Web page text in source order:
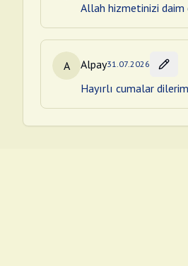
Allah hizmetinizi daim
A Alpay31.07.2026
Hayırlı cumalar